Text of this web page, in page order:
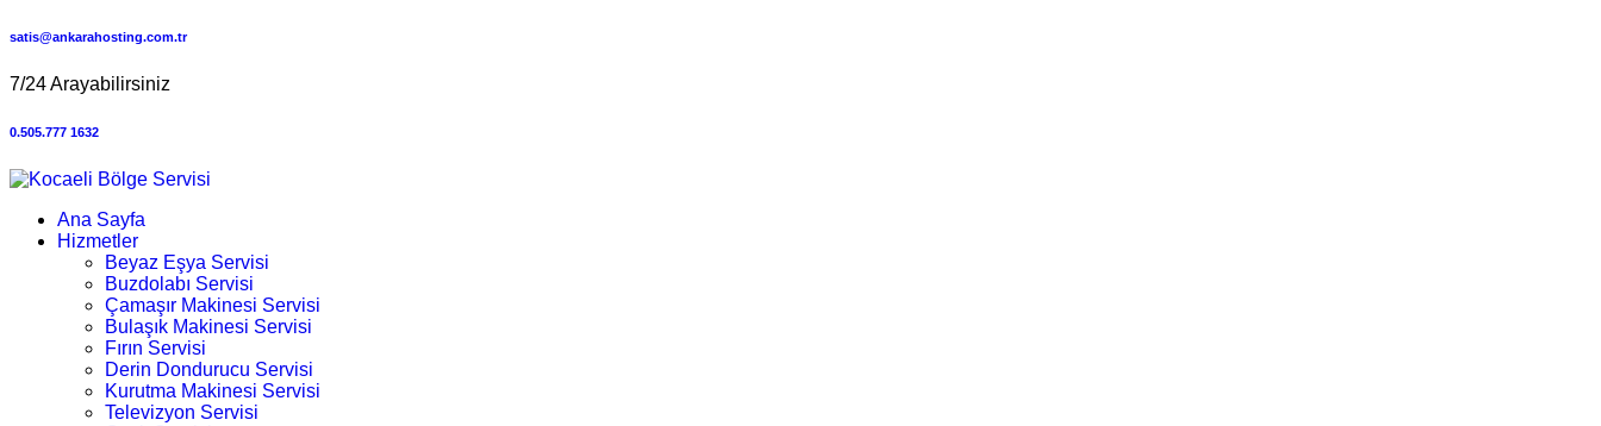
satis@ankarahosting.com.tr
7/24 Arayabilirsiniz
0.505.777 1632
Ana Sayfa
Hizmetler
Beyaz Eşya Servisi
Buzdolabı Servisi
Çamaşır Makinesi Servisi
Bulaşık Makinesi Servisi
Fırın Servisi
Derin Dondurucu Servisi
Kurutma Makinesi Servisi
Televizyon Servisi